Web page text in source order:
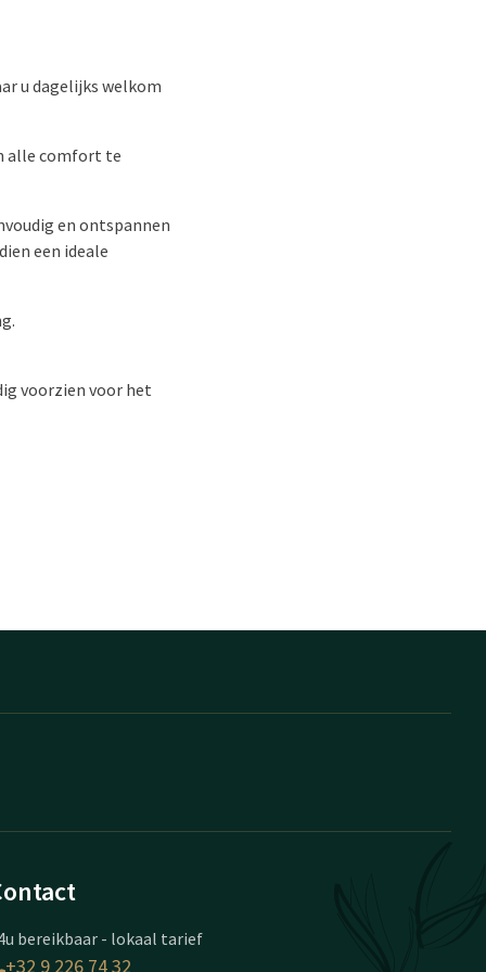
u dagelijks welkom
alle comfort te
en ontspannen
een ideale
voorzien voor het
bereikbaar - lokaal tarief
+32 9 226 74 32